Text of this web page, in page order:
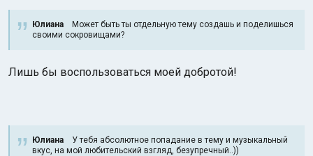
Юлиана Может быть ты отдельную тему создашь и поделишься
своими сокровищами?
Лишь бы воспользоваться моей добротой!
Юлиана У тебя абсолютное попадание в тему и музыкальный
вкус, на мой любительский взгляд, безупречный..))